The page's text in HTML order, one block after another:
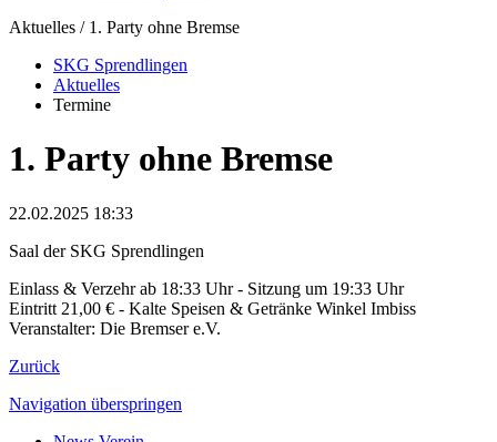
Aktuelles / 1. Party ohne Bremse
SKG Sprendlingen
Aktuelles
Termine
1. Party ohne Bremse
22.02.2025 18:33
Saal der SKG Sprendlingen
Einlass & Verzehr ab 18:33 Uhr - Sitzung um 19:33 Uhr
Eintritt 21,00 € - Kalte Speisen & Getränke Winkel Imbiss
Veranstalter: Die Bremser e.V.
Zurück
Navigation überspringen